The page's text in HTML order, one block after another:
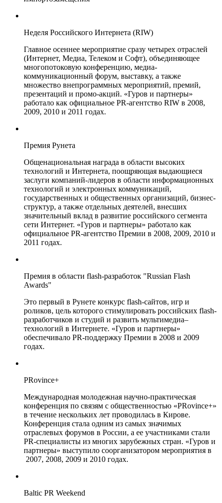
Неделя Российского Интернета (RIW)
Главное осеннее мероприятие сразу четырех отраслей
(Интернет, Медиа, Телеком и Софт), объединяющее
многопотоковую конференцию, медиа-
коммуникационный форум, выставку, а также
множество внепрограммных мероприятий, премий,
презентаций и промо-акций. «Гуров и партнеры»
работало как официальное PR-агентство RIW в 2008,
2009, 2010 и 2011 годах.
Премия Рунета
Общенациональная награда в области высоких
технологий и Интернета, поощряющая выдающиеся
заслуги компаний-лидеров в области информационных
технологий и электронных коммуникаций,
государственных и общественных организаций, бизнес-
структур, а также отдельных деятелей, внесших
значительный вклад в развитие российского сегмента
сети Интернет. «Гуров и партнеры» работало как
официальное PR-агентство Премии в 2008, 2009, 2010 и
2011 годах.
Премия в области flash-разработок "Russian Flash
Awards"
Это первый в Рунете конкурс flash-сайтов, игр и
роликов, цель которого стимулировать российских flash-
разработчиков и студий и развить мультимедиа–
технологий в Интернете. «Гуров и партнеры»
обеспечивало PR-поддержку Премии в 2008 и 2009
годах.
PRovince+
Международная молодежная научно-практическая
конференция по связям с общественностью «PRovince+»
в течение нескольких лет проводилась в Кирове.
Конференция стала одним из самых значимых
отраслевых форумов в России, а ее участниками стали
PR-специалисты из многих зарубежных стран. «Гуров и
партнеры» выступило соорганизатором мероприятия в
2007, 2008, 2009 и 2010 годах.
Baltic PR Weekend